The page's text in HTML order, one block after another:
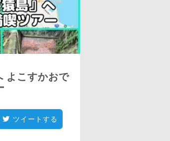
よこすかおで
ツイートする